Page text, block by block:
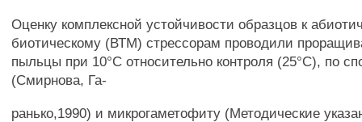
Оценку комплексной устойчивости образцов к
биотическому (ВТМ) стрессорам проводили
пыльцы при 10°С относительно контроля (25°С), по
(Смирнова, Га-
ранько,1990) и микрогаметофиту (Методические